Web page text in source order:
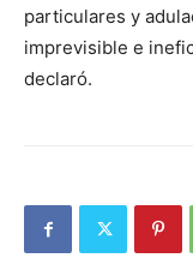
particulares y
imprevisible e
declaró.